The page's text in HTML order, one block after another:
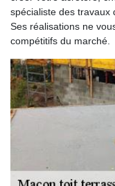
spécialiste des travaux
Ses réalisations ne
compétitifs du marché.